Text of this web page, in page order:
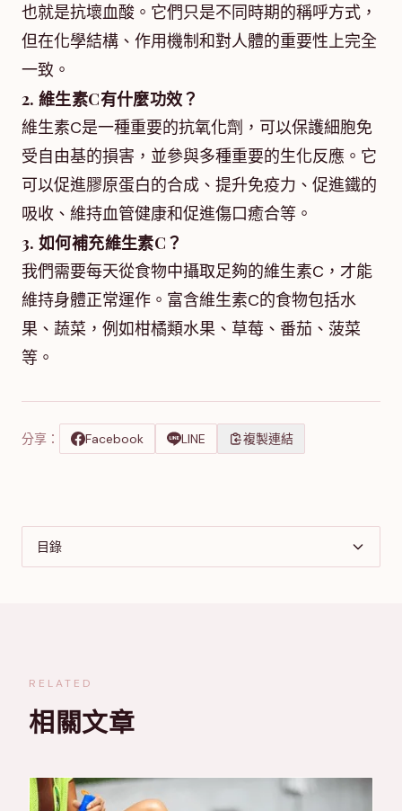
也就是抗壞血酸。它們只是不同時期的稱呼方式，
但在化學結構、作用機制和對人體的重要性上完全
一致。
2. 維生素C有什麼功效？
維生素C是一種重要的抗氧化劑，可以保護細胞免
受自由基的損害，並參與多種重要的生化反應。它
可以促進膠原蛋白的合成、提升免疫力、促進鐵的
吸收、維持血管健康和促進傷口癒合等。
3. 如何補充維生素C？
我們需要每天從食物中攝取足夠的維生素C，才能
維持身體正常運作。富含維生素C的食物包括水
果、蔬菜，例如柑橘類水果、草莓、番茄、菠菜
等。
分享： Facebook LINE 複製連結
目錄
RELATED
相關文章